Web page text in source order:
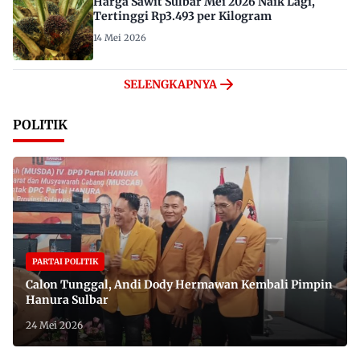
Tertinggi Rp3.493 per Kilogram
14 Mei 2026
SELENGKAPNYA
POLITIK
PARTAI POLITIK
Calon Tunggal, Andi Dody Hermawan Kembali Pimpin
Hanura Sulbar
24 Mei 2026